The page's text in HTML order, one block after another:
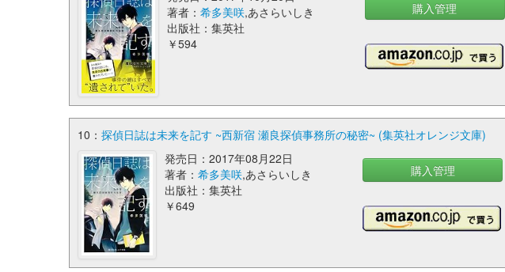
著者： 希多美咲,あさらいしき
出版社：集英社
￥594
購入管理
10： 探偵日誌は未来を記す ~西新宿 瀬良探偵事務所の秘密~ (集英社オレンジ文庫)
発売日：2017年08月22日
著者：希多美咲,あさらいしき
出版社：集英社
￥649
購入管理